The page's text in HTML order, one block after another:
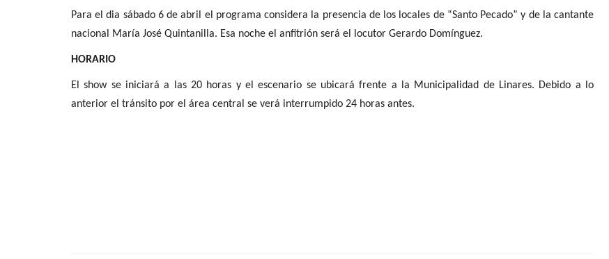
Para el dia sábado 6 de abril el programa considera la presencia de los locales de “Santo Pecado” y de la cantante
nacional María José Quintanilla. Esa noche el anfitrión será el locutor Gerardo Domínguez.
HORARIO
El show se iniciará a las 20 horas y el escenario se ubicará frente a la Municipalidad de Linares. Debido a lo
anterior el tránsito por el área central se verá interrumpido 24 horas antes.
Editora Agosto 2, 2026 503
"Sin duda y es loable y función principal el deber por ley de
todo concejal la función...
Editora Julio 27, 2026 711
“Lamentamos profundamente los hechos acontecidos en las